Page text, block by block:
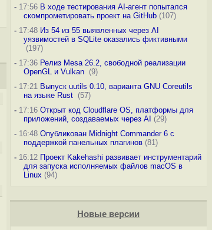
-17:56 В ходе тестирования AI-агент попытался
скомпрометировать проект на GitHub(107)
-17:48 Из 54 из 55 выявленных через AI
уязвимостей в SQLite оказались фиктивными
(197)
-17:36 Релиз Mesa 26.2, свободной реализации
OpenGL и Vulkan (9)
-17:21 Выпуск uutils 0.10, варианта GNU Coreutils
на языке Rust (57)
-17:16 Открыт код Cloudflare OS, платформы для
приложений, создаваемых через AI (29)
-16:48 Опубликован Midnight Commander 6 c
поддержкой панельных плагинов(81)
-16:12 Проект Kakehashi развивает инструментарий
для запуска исполняемых файлов macOS в
Linux (94)
Новые версии